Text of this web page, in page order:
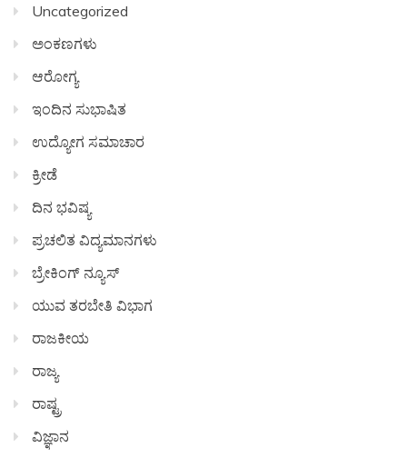
Uncategorized
ಅಂಕಣಗಳು
ಆರೋಗ್ಯ
ಇಂದಿನ ಸುಭಾಷಿತ
ಉದ್ಯೋಗ ಸಮಾಚಾರ
ಕ್ರೀಡೆ
ದಿನ ಭವಿಷ್ಯ
ಪ್ರಚಲಿತ ವಿದ್ಯಮಾನಗಳು
ಬ್ರೇಕಿಂಗ್ ನ್ಯೂಸ್
ಯುವ ತರಬೇತಿ ವಿಭಾಗ
ರಾಜಕೀಯ
ರಾಜ್ಯ
ರಾಷ್ಟ್ರ
ವಿಜ್ಞಾನ